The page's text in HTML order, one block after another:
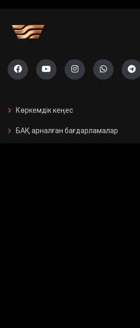
Көркемдік кеңес
БАҚ арналған бағдарламалар